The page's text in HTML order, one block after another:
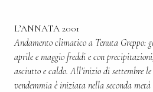
L’ANNATA 2001
Andamento climatico a Tenuta Greppo:
aprile e maggio freddi e con
asciutto e caldo. All’inizio di settembre
vendemmia è iniziata nella seconda metà